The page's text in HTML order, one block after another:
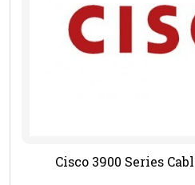
Cisco 3900 Series